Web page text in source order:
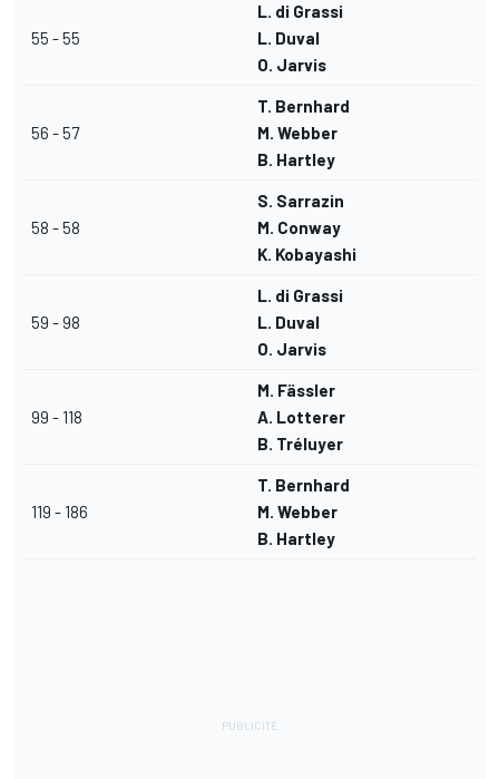
55 - 55
L. di Grassi
L. Duval
O. Jarvis
56 - 57
T. Bernhard
M. Webber
B. Hartley
58 - 58
S. Sarrazin
M. Conway
K. Kobayashi
59 - 98
L. di Grassi
L. Duval
O. Jarvis
99 - 118
M. Fässler
A. Lotterer
B. Tréluyer
119 - 186
T. Bernhard
M. Webber
B. Hartley